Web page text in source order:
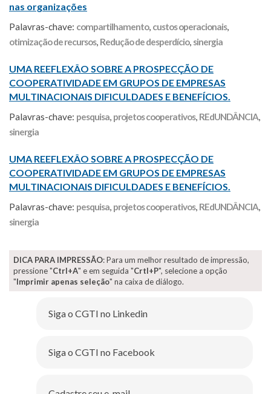
nas organizações
Palavras-chave: compartilhamento, custos operacionais,
otimização de recursos, Redução de desperdício, sinergia
UMA REEFLEXÂO SOBRE A PROSPECÇÃO DE
COOPERATIVIDADE EM GRUPOS DE EMPRESAS
MULTINACIONAIS DIFICULDADES E BENEFÍCIOS.
Palavras-chave: pesquisa, projetos cooperativos, REdUNDÂNCIA,
sinergia
UMA REEFLEXÂO SOBRE A PROSPECÇÃO DE
COOPERATIVIDADE EM GRUPOS DE EMPRESAS
MULTINACIONAIS DIFICULDADES E BENEFÍCIOS.
Palavras-chave: pesquisa, projetos cooperativos, REdUNDÂNCIA,
sinergia
DICA PARA IMPRESSÃO: Para um melhor resultado de impressão,
pressione "Ctrl+A" e em seguida "Crtl+P", selecione a opção
"Imprimir apenas seleção" na caixa de diálogo.
Siga o CGTI no Linkedin
Siga o CGTI no Facebook